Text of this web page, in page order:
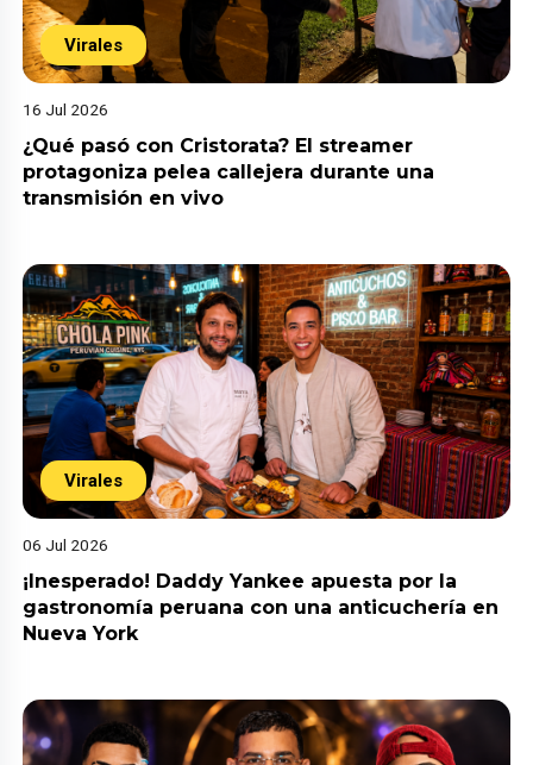
Virales
16 Jul 2026
¿Qué pasó con Cristorata? El streamer
protagoniza pelea callejera durante una
transmisión en vivo
Virales
06 Jul 2026
¡Inesperado! Daddy Yankee apuesta por la
gastronomía peruana con una anticuchería en
Nueva York